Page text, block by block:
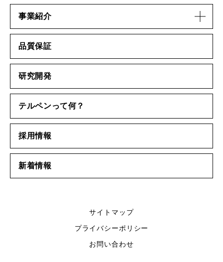
事業紹介
品質保証
研究開発
テルペンって何？
採用情報
新着情報
サイトマップ
プライバシーポリシー
お問い合わせ